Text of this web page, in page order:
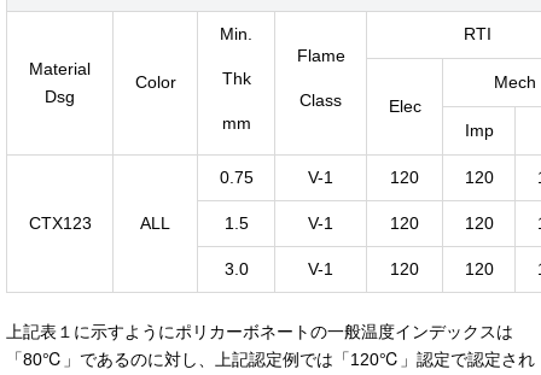
Material
Dsg
Color
Min.
Thk
mm
Flame
Class
RTI
Elec
Mech
Imp
CTX123 ALL
0.75 V-1 120 120
1.5 V-1 120 120
3.0 V-1 120 120
上記表１に示すようにポリカーボネートの一般温度インデックスは
「80℃」であるのに対し、上記認定例では「120℃」認定で認定され